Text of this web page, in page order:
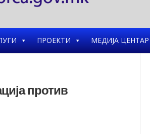
ПРОЕКТИ МЕДИЈА ЦЕНТАР
против